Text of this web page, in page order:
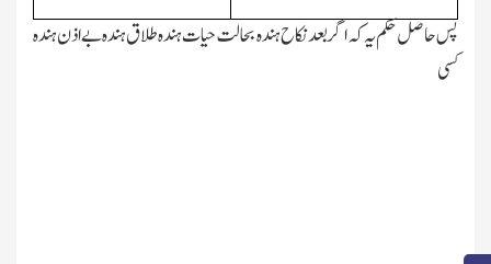
پس حاصل حکم یہ کہ اگر بعد نکاح ہندہ بحالت حیات ہندہ طلاق ہندہ بے اذن ہندہ
کسی